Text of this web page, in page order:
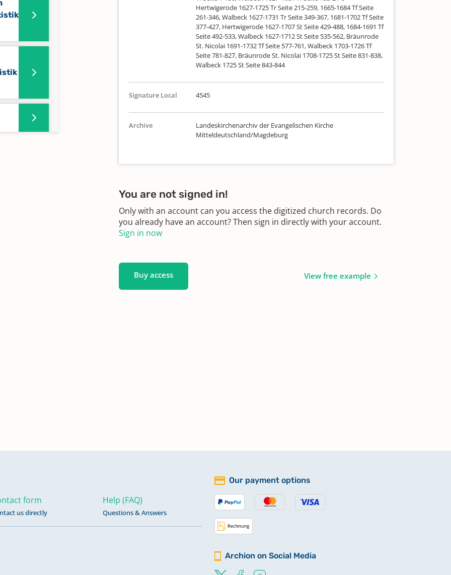
Hertwigerode 1627-1725 Tr Seite 215-259, 1665-1684 Tf Seite
261-346, Walbeck 1627-1731 Tr Seite 349-367, 1681-1702 Tf Seite
377-427, Hertwigerode 1627-1707 St Seite 429-488, 1684-1691 Tf
Seite 492-533, Walbeck 1627-1712 St Seite 535-562, Bräunrode
St. Nicolai 1691-1732 Tf Seite 577-761, Walbeck 1703-1726 Tf
Seite 781-827, Bräunrode St. Nicolai 1708-1725 St Seite 831-838,
Walbeck 1725 St Seite 843-844
Signature Local 4545
Archive
Landeskirchenarchiv der Evangelischen Kirche
Mitteldeutschland/Magdeburg
You are not signed in!
Only with an account can you access the digitized church records. Do
you already have an account? Then sign in directly with your account.
Sign in now
Buy access View free example
form
us directly
Help (FAQ)
Questions & Answers
Our payment options
Archion on Social Media